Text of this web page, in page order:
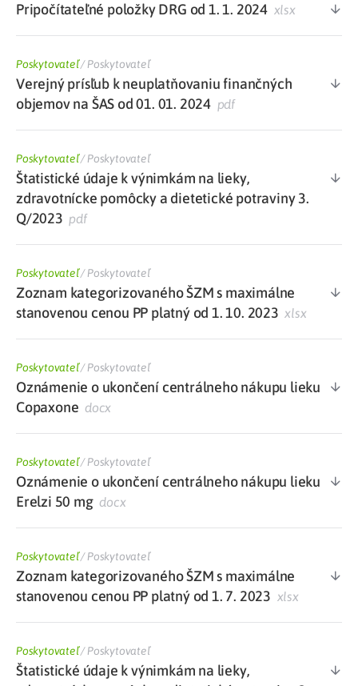
Pripočítateľné položky DRG od 1. 1. 2024 xlsx
Poskytovateľ/Poskytovateľ
Verejný prísľub k neuplatňovaniu finančných
objemov na ŠAS od 01. 01. 2024 pdf
Poskytovateľ/Poskytovateľ
Štatistické údaje k výnimkám na lieky,
zdravotnícke pomôcky a dietetické potraviny 3.
Q/2023 pdf
Poskytovateľ/Poskytovateľ
Zoznam kategorizovaného ŠZM s maximálne
stanovenou cenou PP platný od 1. 10. 2023 xlsx
Poskytovateľ/Poskytovateľ
Oznámenie o ukončení centrálneho nákupu lieku
Copaxone docx
Poskytovateľ/Poskytovateľ
Oznámenie o ukončení centrálneho nákupu lieku
Erelzi 50 mgdocx
Poskytovateľ/Poskytovateľ
Zoznam kategorizovaného ŠZM s maximálne
stanovenou cenou PP platný od 1. 7. 2023 xlsx
Poskytovateľ/Poskytovateľ
Štatistické údaje k výnimkám na lieky,